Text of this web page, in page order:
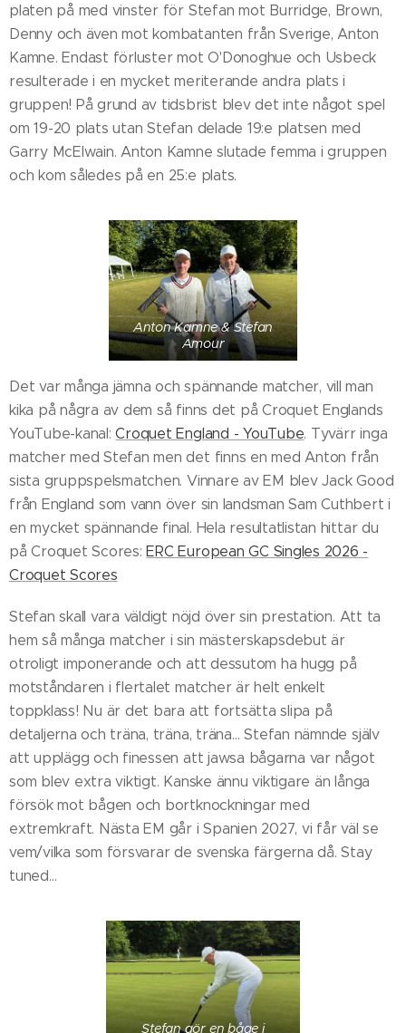
platen på med vinster för Stefan mot Burridge, Brown,
Denny och även mot kombatanten från Sverige, Anton
Kamne. Endast förluster mot O'Donoghue och Usbeck
resulterade i en mycket meriterande andra plats i
gruppen! På grund av tidsbrist blev det inte något spel
om 19-20 plats utan Stefan delade 19:e platsen med
Garry McElwain. Anton Kamne slutade femma i gruppen
och kom således på en 25:e plats.
Anton Kamne & Stefan
Amour
Det var många jämna och spännande matcher, vill man
kika på några av dem så finns det på Croquet Englands
YouTube-kanal:Croquet England - YouTube. Tyvärr inga
matcher med Stefan men det finns en med Anton från
sista gruppspelsmatchen. Vinnare av EM blev Jack Good
från England som vann över sin landsman Sam Cuthbert i
en mycket spännande final. Hela resultatlistan hittar du
på Croquet Scores: ERC European GC Singles 2026 -
Croquet Scores
Stefan skall vara väldigt nöjd över sin prestation. Att ta
hem så många matcher i sin mästerskapsdebut är
otroligt imponerande och att dessutom ha hugg på
motståndaren i flertalet matcher är helt enkelt
toppklass! Nu är det bara att fortsätta slipa på
detaljerna och träna, träna, träna… Stefan nämnde själv
att upplägg och finessen att jawsa bågarna var något
som blev extra viktigt. Kanske ännu viktigare än långa
försök mot bågen och bortknockningar med
extremkraft. Nästa EM går i Spanien 2027, vi får väl se
vem/vilka som försvarar de svenska färgerna då. Stay
tuned…
Stefan gör en båge i